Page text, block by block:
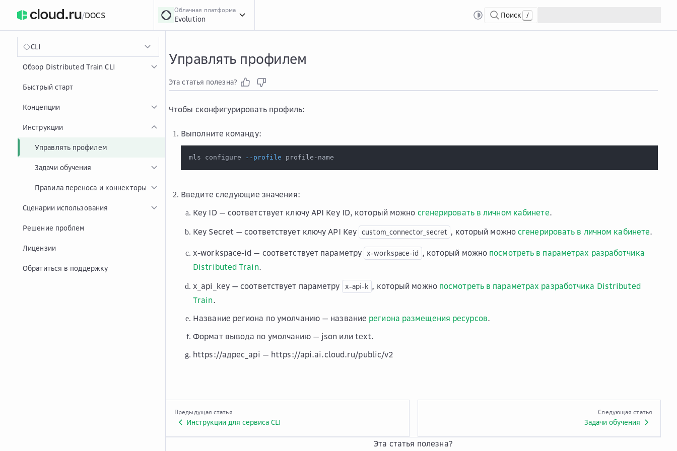
/DOCS
Облачная платформа
Evolution Поиск /
CLI
Обзор Distributed Train CLI
Быстрый старт
Концепции
Инструкции
Управлять профилем
Задачи обучения
Правила переноса и коннекторы
Сценарии использования
Решение проблем
Лицензии
Обратиться в поддержку
Управлять профилем
Эта статья полезна?
Чтобы сконфигурировать профиль:
Выполните команду:
mls configure --profile profile-name
Введите следующие значения:
Key ID — соответствует ключу API Key ID, который можно сгенерировать в личном кабинете.
Key Secret — соответствует ключу API Key custom_connector_secret , который можносгенерировать в личном кабинете.
x-workspace-id — соответствует параметру x-workspace-id , который можно посмотреть в параметрах разработчика
Distributed Train.
x_api_key — соответствует параметру
x-api-k , который можно посмотреть в параметрах разработчика Distributed
Train.
Название региона по умолчанию — название региона размещения ресурсов.
Формат вывода по умолчанию — json или text.
https://адрес_api — https://api.ai.cloud.ru/public/v2
Предыдущая статья
Инструкции для сервиса CLI
Следующая статья
Задачи обучения
Эта статья полезна?